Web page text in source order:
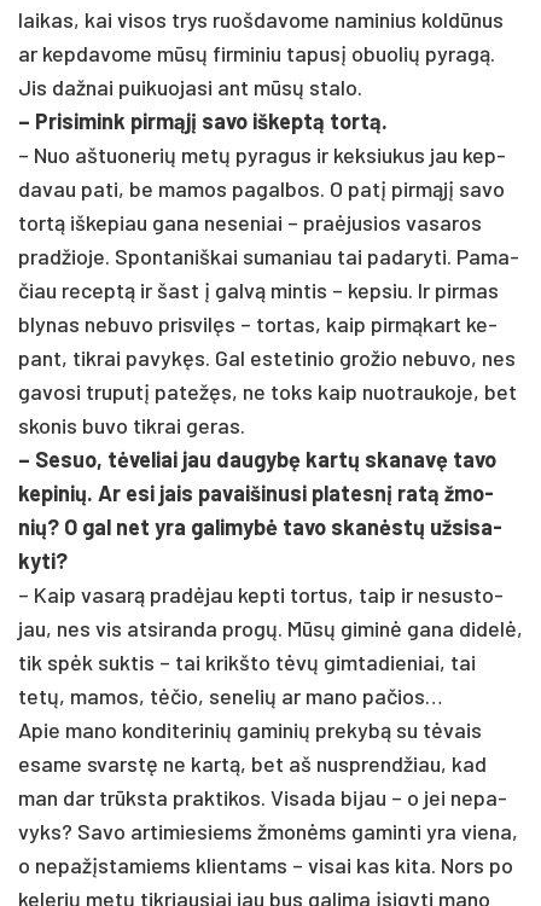
lai­kas, kai vi­sos trys ruoš­da­vo­me na­mi­nius koldū­nus
ar kep­da­vo­me mūsų fir­mi­niu ta­pusį obuo­lių py­ragą.
Jis daž­nai pui­kuo­ja­si ant mūsų sta­lo.
– Pri­si­mink pirmąjį sa­vo iš­keptą tortą.
– Nuo aš­tuo­ne­rių metų py­ra­gus ir kek­siu­kus jau kep­
da­vau pa­ti, be ma­mos pa­gal­bos. O pa­tį pirmąjį sa­vo
tortą iš­ke­piau ga­na ne­se­niai – pra­ėju­sios va­sa­ros
pra­džio­je. Spon­ta­niš­kai su­ma­niau tai pa­da­ry­ti. Pa­ma­
čiau re­ceptą ir šast į galvą min­tis – kep­siu. Ir pir­mas
bly­nas ne­bu­vo pri­svilęs – tor­tas, kaip pirmą­kart ke­
pant, tik­rai pa­vykęs. Gal es­te­ti­nio gro­žio ne­bu­vo, nes
ga­vo­si tru­putį pa­težęs, ne toks kaip nuo­trau­ko­je, bet
sko­nis bu­vo tik­rai ge­ras.
– Se­suo, tėve­liai jau dau­gybę kartų ska­navę ta­vo
ke­pi­nių. Ar esi jais pa­vai­ši­nu­si pla­tesnį ratą žmo­
nių? O gal net yra ga­li­mybė ta­vo skanėstų už­si­sa­
ky­ti?
– Kaip va­sarą pra­dėjau kep­ti tor­tus, taip ir ne­sus­to­
jau, nes vis at­si­ran­da pro­gų. Mūsų gi­minė ga­na di­delė,
tik spėk su­ktis – tai krikš­to tėvų gim­ta­die­niai, tai
tetų, ma­mos, tėčio, se­ne­lių ar ma­no pa­čios…
Apie ma­no kon­di­te­ri­nių ga­mi­nių pre­kybą su tėvais
esa­me svarstę ne kartą, bet aš nu­sprend­žiau, kad
man dar trūksta pra­kti­kos. Vi­sa­da bi­jau – o jei ne­pa­
vyks? Sa­vo ar­ti­mie­siems žmonėms ga­min­ti yra vie­na,
o ne­pažįs­ta­miems klien­tams – vi­sai kas ki­ta. Nors po
ke­le­rių metų tik­riau­siai jau bus ga­li­ma įsi­gy­ti ma­no